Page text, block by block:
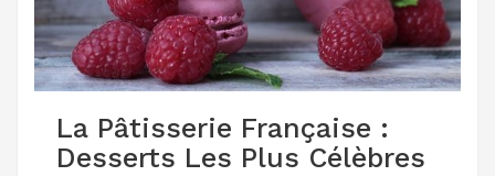
La Pâtisserie Française :
Desserts Les Plus Célèbres